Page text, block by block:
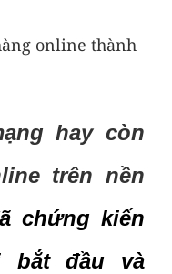
online thành
hay còn
trên nền
chứng kiến
bắt đầu và